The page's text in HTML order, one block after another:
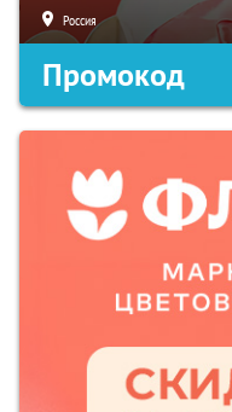
Россия
Промокод